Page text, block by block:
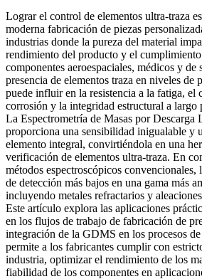
Lograr el control de elementos ultra-traza
moderna fabricación de piezas
industrias donde la pureza del material
rendimiento del producto y el
componentes aeroespaciales, médicos y de
presencia de elementos traza en niveles de
puede influir en la resistencia a la fatiga, el
corrosión y la integridad estructural a largo
La Espectrometría de Masas por
proporciona una sensibilidad inigualable y
elemento integral, convirtiéndola en una
verificación de elementos ultra-traza. En
métodos espectroscópicos
de detección más bajos en una gama más
incluyendo metales refractarios y
Este artículo explora las aplicaciones
en los flujos de trabajo de fabricación de
integración de la GDMS en los procesos
permite a los fabricantes cumplir con
industria, optimizar el rendimiento de los
fiabilidad de los componentes en